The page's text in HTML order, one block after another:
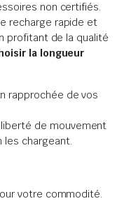
non certifiés.
recharge rapide et
profitant de la qualité
la longueur
rapprochée de vos
de mouvement
les chargeant.
votre commodité.